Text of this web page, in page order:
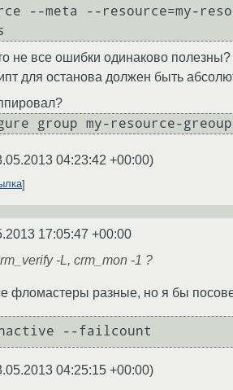
--meta --resource=my-
не все ошибки одинаково
для останова должен быть
group my-resource-
04:23:42 +00:00)
17:05:47 +00:00
-L, crm_mon -1 ?
фломастеры разные, но я бы
--failcount
04:25:15 +00:00)